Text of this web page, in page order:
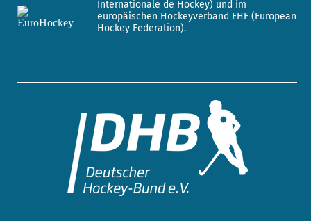
Internationale de Hockey) und im
europäischen Hockeyverband EHF (European
Hockey Federation).